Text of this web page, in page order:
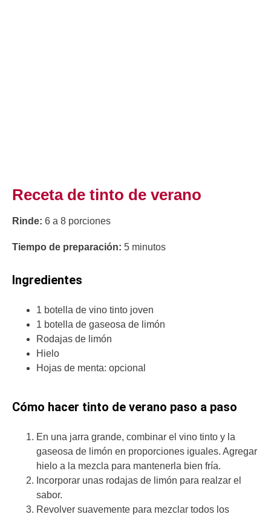
Receta de tinto de verano
Rinde: 6 a 8 porciones
Tiempo de preparación: 5 minutos
Ingredientes
1 botella de vino tinto joven
1 botella de gaseosa de limón
Rodajas de limón
Hielo
Hojas de menta: opcional
Cómo hacer tinto de verano paso a paso
En una jarra grande, combinar el vino tinto y la
gaseosa de limón en proporciones iguales. Agregar
hielo a la mezcla para mantenerla bien fría.
Incorporar unas rodajas de limón para realzar el
sabor.
Revolver suavemente para mezclar todos los